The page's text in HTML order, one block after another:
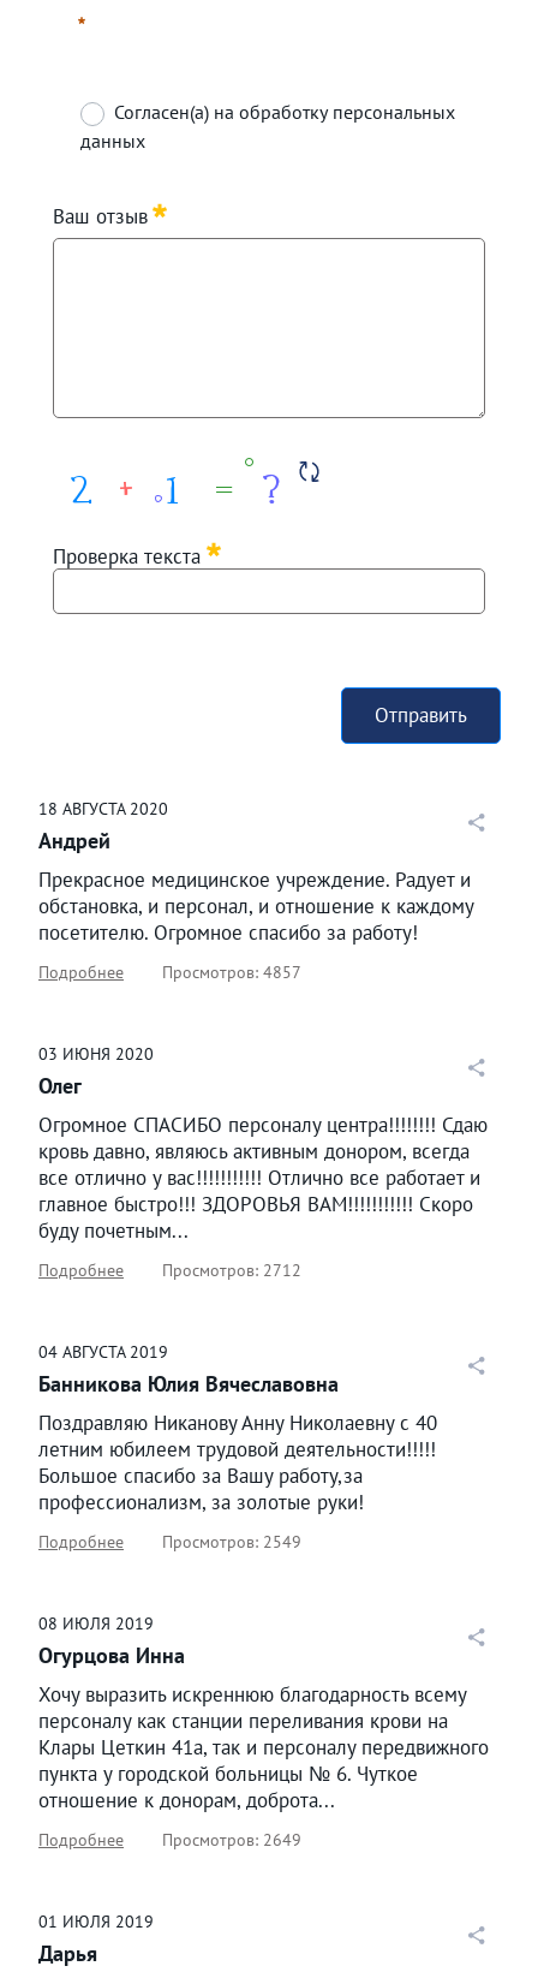
Согласен(а) на обработку персональных
данных
Ваш отзыв
Проверка текста
Отправить
18 АВГУСТА 2020
Андрей
Прекрасное медицинское учреждение. Радует и
обстановка, и персонал, и отношение к каждому
посетителю. Огромное спасибо за работу!
Подробнее Просмотров: 4857
03 ИЮНЯ 2020
Олег
Огромное СПАСИБО персоналу центра!!!!!!!! Сдаю
кровь давно, являюсь активным донором, всегда
все отлично у вас!!!!!!!!!!! Отлично все работает и
главное быстро!!! ЗДОРОВЬЯ ВАМ!!!!!!!!!!! Скоро
буду почетным...
Подробнее Просмотров: 2712
04 АВГУСТА 2019
Банникова Юлия Вячеславовна
Поздравляю Никанову Анну Николаевну с 40
летним юбилеем трудовой деятельности!!!!!
Большое спасибо за Вашу работу,за
профессионализм, за золотые руки!
Подробнее Просмотров: 2549
08 ИЮЛЯ 2019
Огурцова Инна
Хочу выразить искреннюю благодарность всему
персоналу как станции переливания крови на
Клары Цеткин 41а, так и персоналу передвижного
пункта у городской больницы № 6. Чуткое
отношение к донорам, доброта...
Подробнее Просмотров: 2649
01 ИЮЛЯ 2019
Дарья